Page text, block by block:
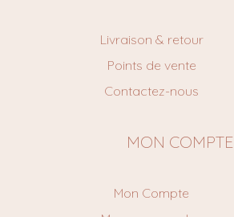
Livraison & retour
Points de vente
Contactez-nous
MON COMPTE
Mon Compte